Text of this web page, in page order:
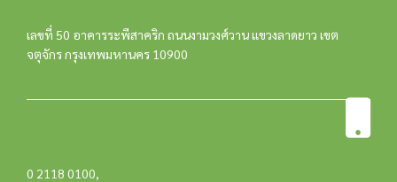
เลขที่ 50 อาคารระพีสาคริก ถนนงามวงศ์วาน แขวงลาดยาว เขต
จตุจักร กรุงเทพมหานคร 10900
0 2118 0100,